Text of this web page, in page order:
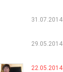
31.07.2014
29.05.2014
22.05.2014